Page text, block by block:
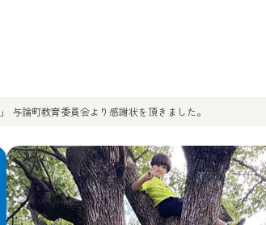
与論町教育委員会より感謝状を頂きました。